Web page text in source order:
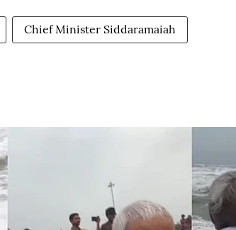
Chief Minister Siddaramaiah